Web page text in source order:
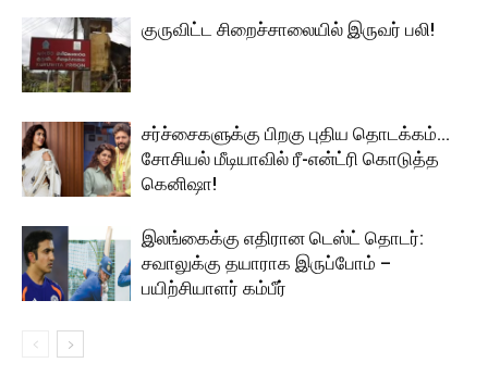
குருவிட்ட சிறைச்சாலையில் இருவர் பலி!
சர்ச்சைகளுக்கு பிறகு புதிய தொடக்கம்…
சோசியல் மீடியாவில் ரீ-என்ட்ரி கொடுத்த
கெனிஷா!
இலங்கைக்கு எதிரான டெஸ்ட் தொடர்:
சவாலுக்கு தயாராக இருப்போம் –
பயிற்சியாளர் கம்பீர்